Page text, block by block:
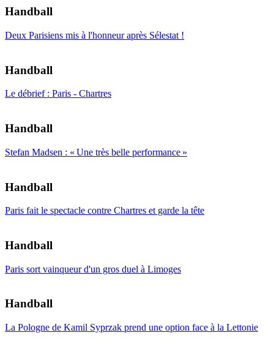
Handball
Deux Parisiens mis à l'honneur après Sélestat !
Handball
Le débrief : Paris - Chartres
Handball
Stefan Madsen : « Une très belle performance »
Handball
Paris fait le spectacle contre Chartres et garde la tête
Handball
Paris sort vainqueur d'un gros duel à Limoges
Handball
La Pologne de Kamil Syprzak prend une option face à la Lettonie